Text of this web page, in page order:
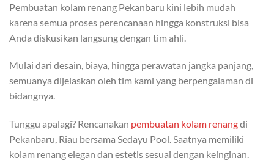
Pembuatan kolam renang Pekanbaru kini lebih mudah
karena semua proses perencanaan hingga konstruksi bisa
Anda diskusikan langsung dengan tim ahli.
Mulai dari desain, biaya, hingga perawatan jangka panjang,
semuanya dijelaskan oleh tim kami yang berpengalaman di
bidangnya.
Tunggu apalagi? Rencanakan pembuatan kolam renangdi
Pekanbaru, Riau bersama Sedayu Pool. Saatnya memiliki
kolam renang elegan dan estetis sesuai dengan keinginan.